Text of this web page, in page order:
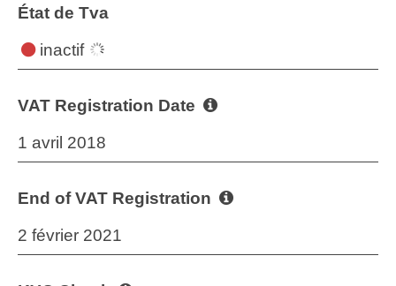
État de Tva
inactif
VAT Registration Date
1 avril 2018
End of VAT Registration
2 février 2021